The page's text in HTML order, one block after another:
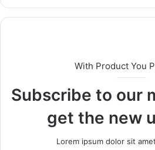
b
e
With Product You
Subscribe to our
get the new
Lorem ipsum dolor sit